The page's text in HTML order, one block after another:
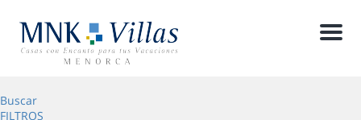
Menu
Buscar
FILTROS